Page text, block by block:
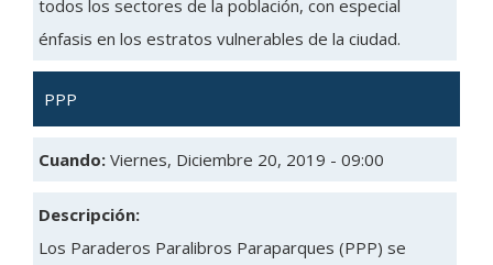
todos los sectores de la población, con especial
énfasis en los estratos vulnerables de la ciudad.
PPP
Cuando: Viernes, Diciembre 20, 2019 - 09:00
Descripción:
Los Paraderos Paralibros Paraparques (PPP) se